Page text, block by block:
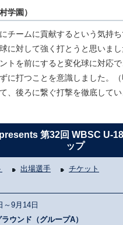
学園）
にチームに貢献するという気持
に対して強く打とうと思いま
ントを前にすると変化球に対応
に打つことを意識しました。
、後ろに繋ぐ打撃を徹底してい
第32回 WBSC U-
ップ
出場選手 チケット
～9月14日
ウンド（グループA）